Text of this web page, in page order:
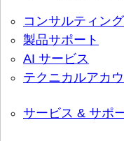
コンサルティング
製品サポート
AI サービス
テクニカルアカ
サービス & サポ